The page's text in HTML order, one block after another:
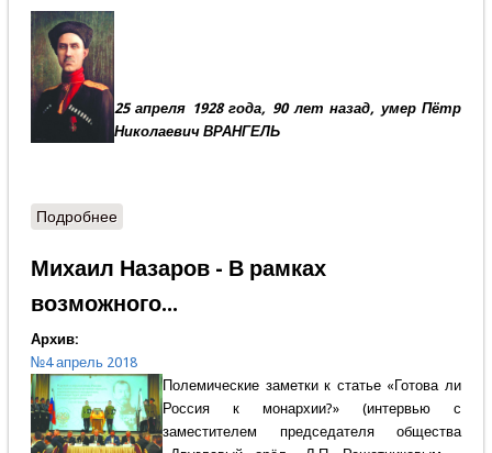
25 апреля 1928 года, 90 лет назад, умер Пётр
Николаевич ВРАНГЕЛЬ
Подробнеео Степан Карпенков - Рыцарь долга и чести
Михаил Назаров - В рамках
возможного...
Архив:
№4 апрель 2018
Полемические заметки к статье «Готова ли
Россия к монархии?» (интервью с
заместителем председателя общества